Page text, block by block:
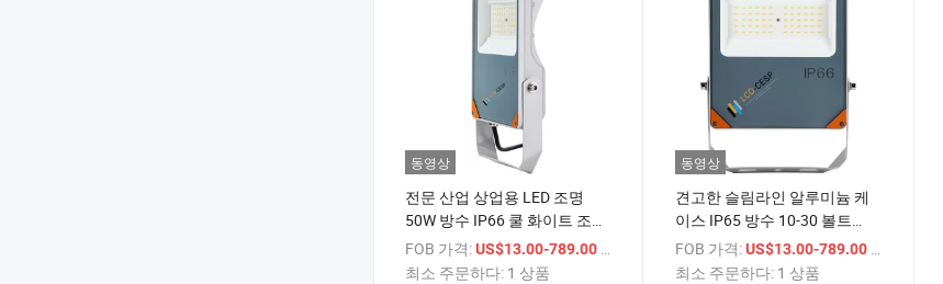
동영상
전문 산업 상업용 LED 조명
50W 방수 IP66 쿨 화이트 조명
5000K 정원 보안 플러드라이
트
FOB 가격:US$13.00-789.00
최소 주문하다: 1 상품
동영상
견고한 슬림라인 알루미늄 케
이스 IP65 방수 10-30 볼트
LED 플러드라이트 50W
FOB 가격: US$13.00-789.00
최소 주문하다: 1 상품